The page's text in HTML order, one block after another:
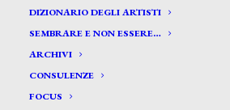
DIZIONARIO DEGLI ARTISTI
SEMBRARE E NON ESSERE…
ARCHIVI
CONSULENZE
FOCUS
Rizzi G.